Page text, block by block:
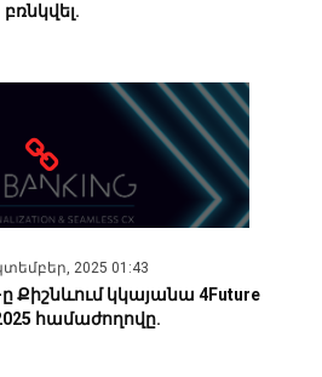
բռնկվել.
2025 01:43
Քիշնևում կկայանա 4Future
համաժողովը.